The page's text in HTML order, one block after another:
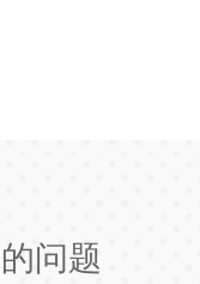
问题